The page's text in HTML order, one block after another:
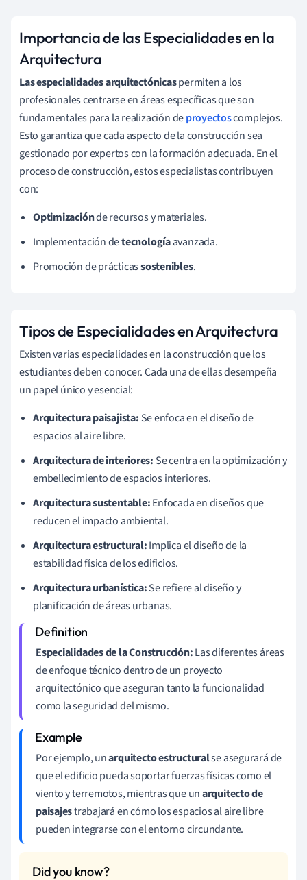
Importancia de las Especialidades en la
Arquitectura
Las especialidades arquitectónicaspermiten a los
profesionales centrarse en áreas específicas que son
fundamentales para la realización deproyectoscomplejos.
Esto garantiza que cada aspecto de la construcción sea
gestionado por expertos con la formación adecuada. En el
proceso de construcción, estos especialistas contribuyen
con:
Optimizaciónde recursos y materiales.
Implementación detecnologíaavanzada.
Promoción de prácticassostenibles.
Tipos de Especialidades en Arquitectura
Existen varias especialidades en la construcción que los
estudiantes deben conocer. Cada una de ellas desempeña
un papel único y esencial:
Arquitectura paisajista: Se enfoca en el diseño de
espacios al aire libre.
Arquitectura de interiores: Se centra en la optimización y
embellecimiento de espacios interiores.
Arquitectura sustentable:Enfocada en diseños que
reducen el impacto ambiental.
Arquitectura estructural:Implica el diseño de la
estabilidad física de los edificios.
Arquitectura urbanística:Se refiere al diseño y
planificación de áreas urbanas.
Especialidades de la Construcción:Las diferentes áreas
de enfoque técnico dentro de un proyecto
arquitectónico que aseguran tanto la funcionalidad
como la seguridad del mismo.
Por ejemplo, unarquitecto estructuralse asegurará de
que el edificio pueda soportar fuerzas físicas como el
viento y terremotos, mientras que unarquitecto de
paisajestrabajará en cómo los espacios al aire libre
pueden integrarse con el entorno circundante.